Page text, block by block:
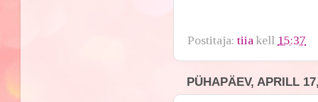
Postitaja:tiia kell 15:37
PÜHAPÄEV, APRILL